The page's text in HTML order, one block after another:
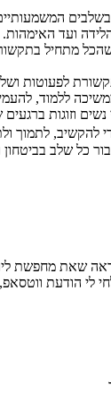
בשלבים
ועד האימהות.
מתחיל
לפעוטות
ללמוד,
וזוגות
להקשיב, לתמוך
כל שלב בביטחון
שאת מחפשת
לי הודעת